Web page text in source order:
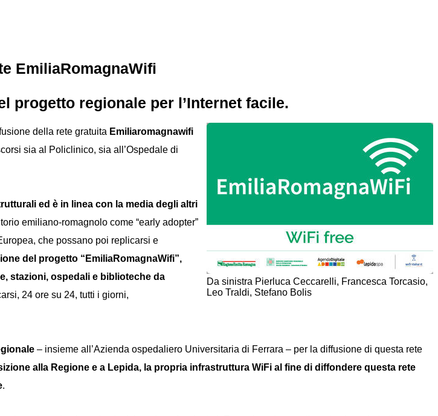
EmiliaRomagnaWifi
progetto regionale per l’Internet facile.
Da sinistra Pierluca Ceccarelli, Francesca Torcasio,
Leo Traldi, Stefano Bolis
della rete gratuita Emiliaromagnawifi
sia al Policlinico, sia all’Ospedale di
ed è in linea con la media degli altri
emiliano-romagnolo come “early adopter”
che possano poi replicarsi e
del progetto “EmiliaRomagnaWifi”,
stazioni, ospedali e biblioteche da
24 ore su 24, tutti i giorni,
– insieme all’Azienda ospedaliero Universitaria di Ferrara – per la diffusione di questa rete
alla Regione e a Lepida, la propria infrastruttura WiFi al fine di diffondere questa rete
.